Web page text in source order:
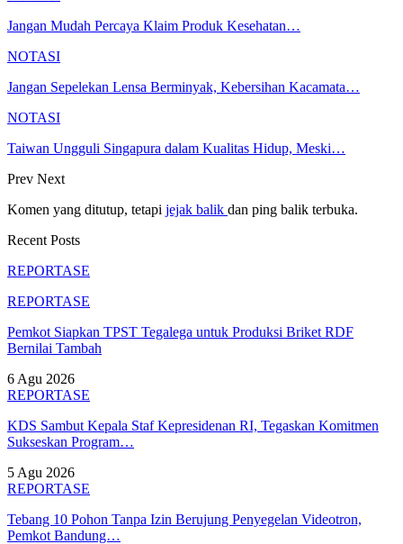
Jangan Mudah Percaya Klaim Produk Kesehatan…
NOTASI
Jangan Sepelekan Lensa Berminyak, Kebersihan Kacamata…
NOTASI
Taiwan Ungguli Singapura dalam Kualitas Hidup, Meski…
Prev Next
Komen yang ditutup, tetapi jejak balik dan ping balik terbuka.
Recent Posts
REPORTASE
REPORTASE
Pemkot Siapkan TPST Tegalega untuk Produksi Briket RDF
Bernilai Tambah
6 Agu 2026
REPORTASE
KDS Sambut Kepala Staf Kepresidenan RI, Tegaskan Komitmen
Sukseskan Program…
5 Agu 2026
REPORTASE
Tebang 10 Pohon Tanpa Izin Berujung Penyegelan Videotron,
Pemkot Bandung…